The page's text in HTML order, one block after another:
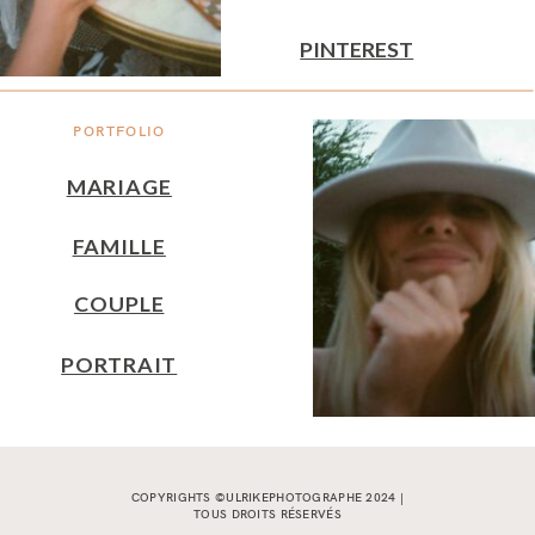
PORTFOLIO
MARIAGE
FAMILLE
PINTEREST
COUPLE
PORTRAIT
COPYRIGHTS ©ULRIKEPHOTOGRAPHE 2024 |
TOUS DROITS RÉSERVÉS